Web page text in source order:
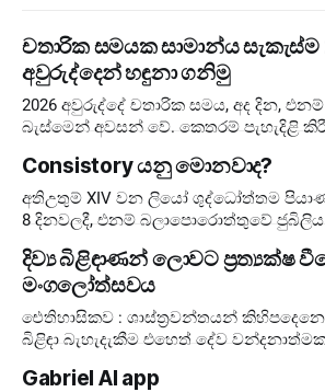
චතාරික සමයක සාමාන්ය සැකැස්ම
අවුරුද්දෙන් හඳුනා ගනිමු
2026 අවුරුද්දේ චතාරික සමය, අද දින, එනම්
බැස්මෙන් අවසන් වේ. කෙතරම් පැහැදිළි
Consistory යනු මොනවාද?
අතිඋතුම් XIV වන ලියෝ ශුද්ධෝත්තම
8 දිනවලදී, එනම් බලාපොරොත්තුවේ
කැඳවා
දිව්‍ය බිළිඳාණන් ලොවට ප්‍රත්‍යක්ෂ
මංගලෝත්සවය
ඓතිහාසිකව : ශාස්ත්‍රවන්තයන්
බිළිඳා බැහැදැකීම එහෙත් දේව වන්දනාත්මකව රජුන්ට ❌ රජතුන්
Gabriel AI app